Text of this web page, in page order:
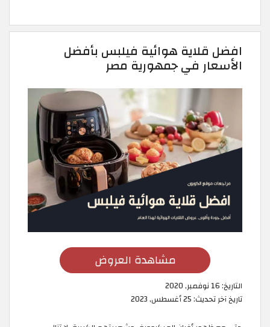
افضل قلاية هوائية فيلبس بأفضل
الأسعار في جمهورية مصر
مشاهدة العروض
التاريخ:16 نوفمبر, 2020
تاريخ آخر تحديث:25 أغسطس, 2023